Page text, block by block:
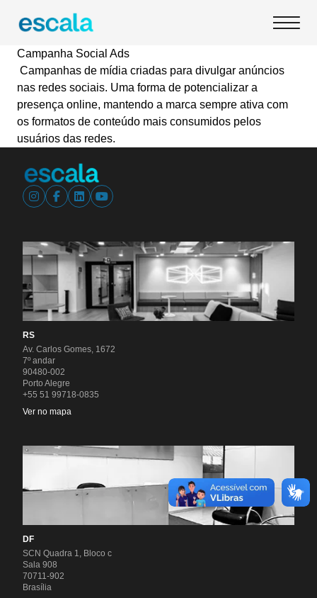
Campanha Social Ads
Campanhas de mídia criadas para divulgar anúncios
nas redes sociais. Uma forma de potencializar a
presença online, mantendo a marca sempre ativa com
os formatos de conteúdo mais consumidos pelos
usuários das redes.
RS
Av. Carlos Gomes, 1672
7º andar
90480-002
Porto Alegre
+55 51 99718-0835
Ver no mapa
DF
SCN Quadra 1, Bloco c
Sala 908
70711-902
Brasília